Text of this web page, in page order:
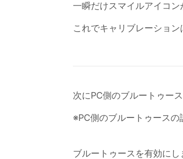
一瞬だけスマイルアイコン
これでキャリブレーション
次にPC側のブルートゥー
※PC側のブルートゥースの
ブルートゥースを有効にし